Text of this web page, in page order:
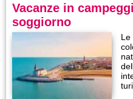
Vacanze in
soggiorno
Le